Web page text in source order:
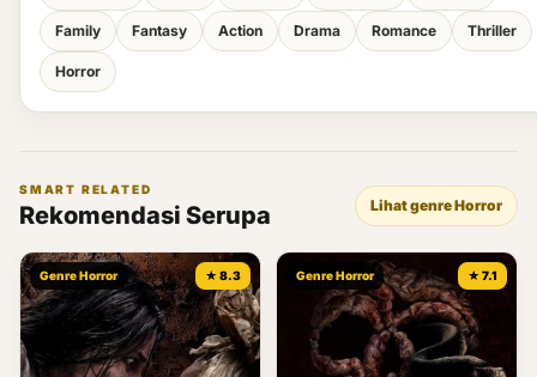
Family Fantasy Action Drama Romance Thriller
Horror
SMART RELATED
Rekomendasi Serupa Lihat genre Horror
Genre Horror ★ 8.3 Genre Horror ★ 7.1